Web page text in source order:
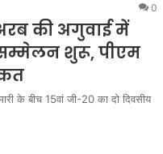
0
की अगुवाई में
सम्मेलन शुरू, पीएम
के बीच 15वां जी-20 का दो दिवसीय